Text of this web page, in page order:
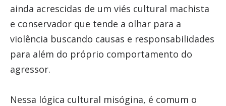
ainda acrescidas de um viés cultural machista
e conservador que tende a olhar para a
violência buscando causas e responsabilidades
para além do próprio comportamento do
agressor.
Nessa lógica cultural misógina, é comum o